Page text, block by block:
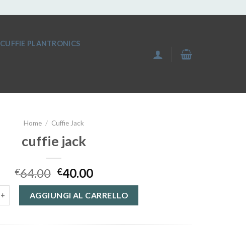
CUFFIE PLANTRONICS
Home / Cuffie Jack
cuffie jack
€64.00 €40.00
AGGIUNGI AL CARRELLO